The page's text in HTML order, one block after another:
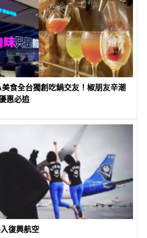
食全台獨創吃鍋交友！椒朋友辛潮
惠必追
復興航空